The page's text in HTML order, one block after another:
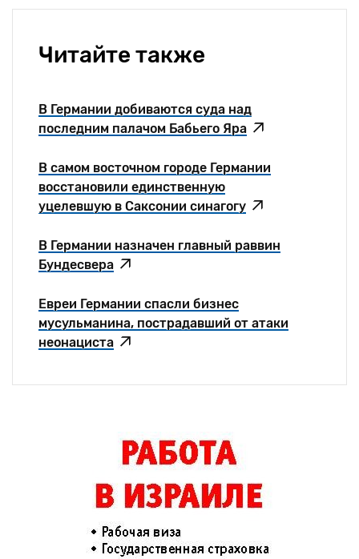
Читайте также
В Германии добиваются суда над
последним палачом Бабьего Яра
В самом восточном городе Германии
восстановили единственную
уцелевшую в Саксонии синагогу
В Германии назначен главный раввин
Бундесвера
Евреи Германии спасли бизнес
мусульманина, пострадавший от атаки
неонациста